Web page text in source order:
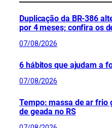
Duplicação da BR-386
por 4 meses; confira os
07/08/2026
6 hábitos que ajudam a
07/08/2026
Tempo: massa de ar frio
de geada no RS